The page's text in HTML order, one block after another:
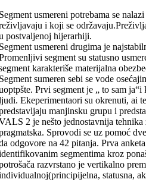
Segment usmereni potrebama se
i koji se
postvaljenoj hijerarhiji.
Segment usmereni drugima je
segment su statusno
karakteriše materijalna
Segment sumeren sebi se vode
Prvi segment je „ to sam
Ekeperimentaori su okrenuti, ai
manjinsku grupu i
2 je nešto jednostavnija
Sprovodi se uz pomoć
odgovore na 42 pitanja. Prva
segmentima kroz
razvrstano je vertikalno
statusna,